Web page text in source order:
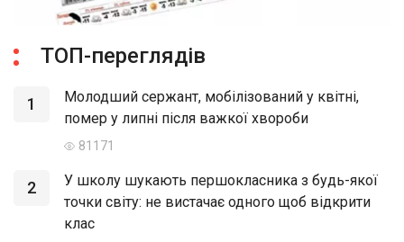
ТОП-переглядів
1
Молодший сержант, мобілізований у квітні,
помер у липні після важкої хвороби
81171
2
У школу шукають першокласника з будь-якої
точки світу: не вистачає одного щоб відкрити
клас